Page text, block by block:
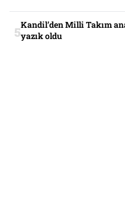
Kandil’den Milli Takım
yazık oldu